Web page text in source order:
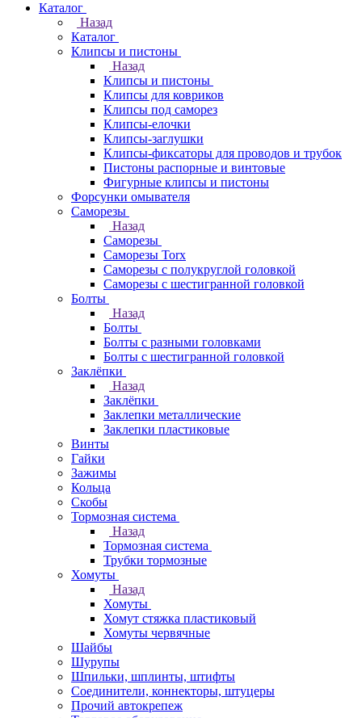
Каталог
Назад
Каталог
Клипсы и пистоны
Назад
Клипсы и пистоны
Клипсы для ковриков
Клипсы под саморез
Клипсы-елочки
Клипсы-заглушки
Клипсы-фиксаторы для проводов и трубок
Пистоны распорные и винтовые
Фигурные клипсы и пистоны
Форсунки омывателя
Саморезы
Назад
Саморезы
Саморезы Torx
Саморезы с полукруглой головкой
Саморезы с шестигранной головкой
Болты
Назад
Болты
Болты с разными головками
Болты с шестигранной головкой
Заклёпки
Назад
Заклёпки
Заклепки металлические
Заклепки пластиковые
Винты
Гайки
Зажимы
Кольца
Скобы
Тормозная система
Назад
Тормозная система
Трубки тормозные
Хомуты
Назад
Хомуты
Хомут стяжка пластиковый
Хомуты червячные
Шайбы
Шурупы
Шпильки, шплинты, штифты
Соединители, коннекторы, штуцеры
Прочий автокрепеж